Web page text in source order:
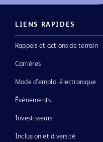
LIENS RAPIDES
Rappels et actions de terrain
Carrières
Mode d’emploi électronique
Événements
Investisseurs
Inclusion et diversité